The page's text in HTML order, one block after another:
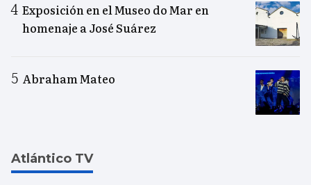
Exposición en el Museo do Mar en
homenaje a José Suárez
Abraham Mateo
Atlántico TV